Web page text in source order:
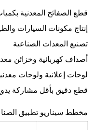
قطع الصفائح المعدنية
إنتاج مكونات السيارات
تصنيع المعدات الصناعية
أصداف كهربائية وخزائن
لوحات إعلانية ولوحات
قطع دقيق بأقل مشاركة
مخطط سيناريو تطبيق